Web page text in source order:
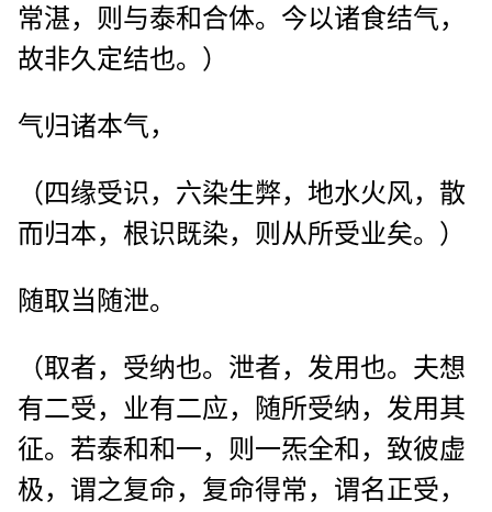
常湛，则与泰和合体。今以诸食结气，
故非久定结也。）
气归诸本气，
（四缘受识，六染生弊，地水火风，散
而归本，根识既染，则从所受业矣。）
随取当随泄。
（取者，受纳也。泄者，发用也。夫想
有二受，业有二应，随所受纳，发用其
征。若泰和和一，则一炁全和，致彼虚
极，谓之复命，复命得常，谓名正受，